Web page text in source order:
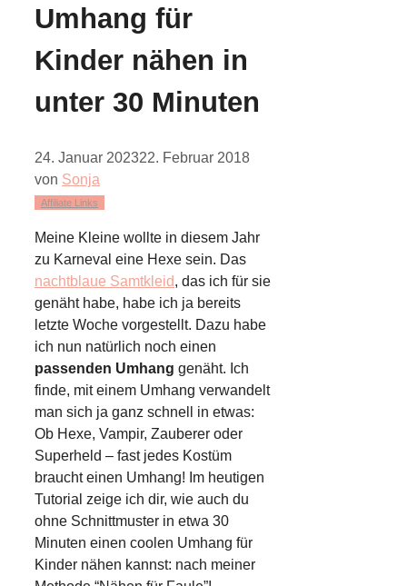
Umhang für
Kinder nähen in
unter 30 Minuten
24. Januar 202322. Februar 2018
von Sonja
Affiliate Links
Meine Kleine wollte in diesem Jahr
zu Karneval eine Hexe sein. Das
nachtblaue Samtkleid, das ich für sie
genäht habe, habe ich ja bereits
letzte Woche vorgestellt. Dazu habe
ich nun natürlich noch einen
passenden Umhang genäht. Ich
finde, mit einem Umhang verwandelt
man sich ja ganz schnell in etwas:
Ob Hexe, Vampir, Zauberer oder
Superheld – fast jedes Kostüm
braucht einen Umhang! Im heutigen
Tutorial zeige ich dir, wie auch du
ohne Schnittmuster in etwa 30
Minuten einen coolen Umhang für
Kinder nähen kannst: nach meiner